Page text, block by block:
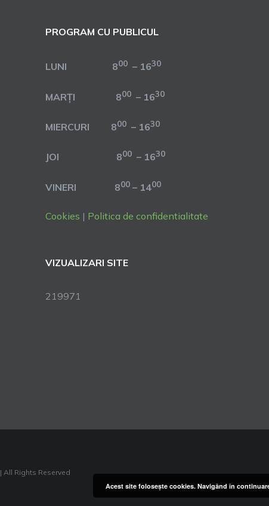
PROGRAM CU PUBLICUL
LUNI 800 – 1630
MARȚI 800 – 1630
MIERCURI 800 – 1630
JOI 800 – 1630
VINERI 800 – 1400
Cookies | Politica de confidentialitate
VIZUALIZARI SITE
219971
| All Rights Reserved
Acest site foloseşte cookies. Navigând în